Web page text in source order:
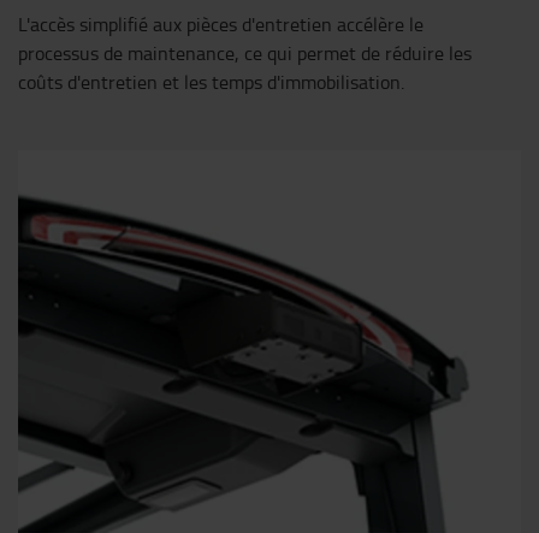
L'accès simplifié aux pièces d'entretien accélère le
processus de maintenance, ce qui permet de réduire les
coûts d'entretien et les temps d'immobilisation.